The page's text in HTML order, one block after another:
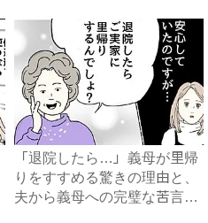
「退院したら…」義母が里帰
りをすすめる驚きの理由と、
夫から義母への完璧な苦言